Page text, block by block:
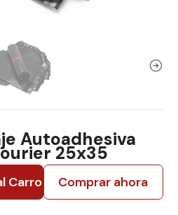
Autoadhesiva
25x35
Carro Comprar ahora